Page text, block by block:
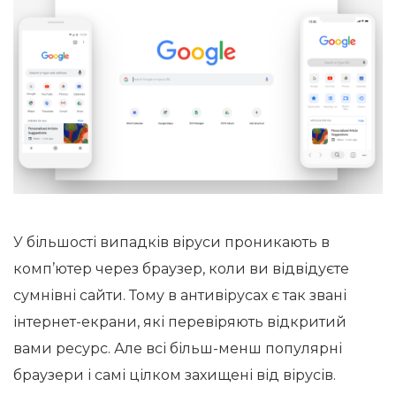
У більшості випадків віруси проникають в
комп’ютер через браузер, коли ви відвідуєте
сумнівні сайти. Тому в антивірусах є так звані
інтернет-екрани, які перевіряють відкритий
вами ресурс. Але всі більш-менш популярні
браузери і самі цілком захищені від вірусів.